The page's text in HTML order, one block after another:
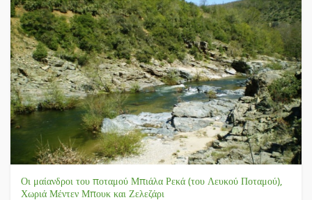
Οι μαίανδροι του ποταμού Μπιάλα Ρεκά (του Λευκού Ποταμού),
Χωριά Μέντεν Μπουκ και Ζελεζάρι